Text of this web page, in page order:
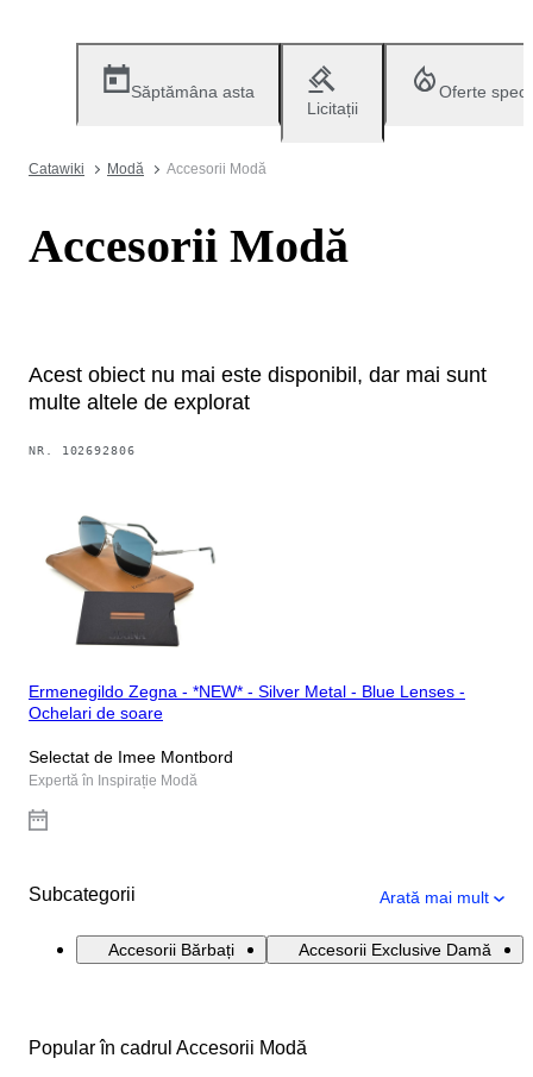
Săptămâna asta
Licitații
Oferte
Catawiki Modă Accesorii Modă
Accesorii Modă
Acest obiect nu mai este disponibil, dar mai sunt
multe altele de explorat
NR. 102692806
Ermenegildo Zegna - *NEW* - Silver Metal - Blue Lenses -
Ochelari de soare
Selectat de Imee Montbord
Expertă în Inspirație Modă
Subcategorii Arată mai mult
Accesorii Bărbați Accesorii Exclusive Damă
Popular în cadrul Accesorii Modă